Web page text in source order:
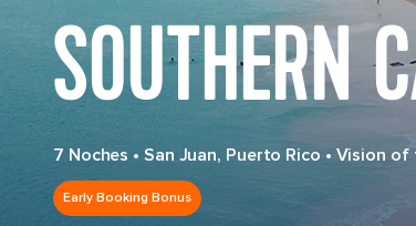
SOUTHERN
7 Noches • San Juan, Puerto Rico • Vision of
Early Booking Bonus